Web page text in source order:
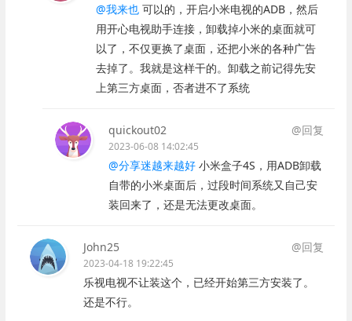
@我来也 可以的，开启小米电视的ADB，然后
用开心电视助手连接，卸载掉小米的桌面就可
以了，不仅更换了桌面，还把小米的各种广告
去掉了。我就是这样干的。卸载之前记得先安
上第三方桌面，否者进不了系统
quickout02 @回复
2023-06-08 14:02:45
@分享迷越来越好小米盒子4S，用ADB卸载
自带的小米桌面后，过段时间系统又自己安
装回来了，还是无法更改桌面。
John25 @回复
2023-04-18 19:22:45
乐视电视不让装这个，已经开始第三方安装了。
还是不行。